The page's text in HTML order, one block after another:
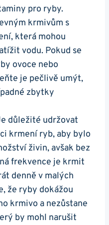
pro ryby.
krmivům ⁣s
která mohou
vodu. ‍Pokud se
ovoce nebo
je pečlivě umýt,
‍zbytky⁣
důležité udržovat
krmení⁤ ryb, aby ​bylo
živin,​ avšak bez
frekvence je krmit
denně v​ malých
že⁣ ryby dokážou
krmivo‌ a⁢ nezůstane
by mohl⁢ narušit